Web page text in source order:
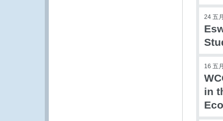
24 五
16 五
in